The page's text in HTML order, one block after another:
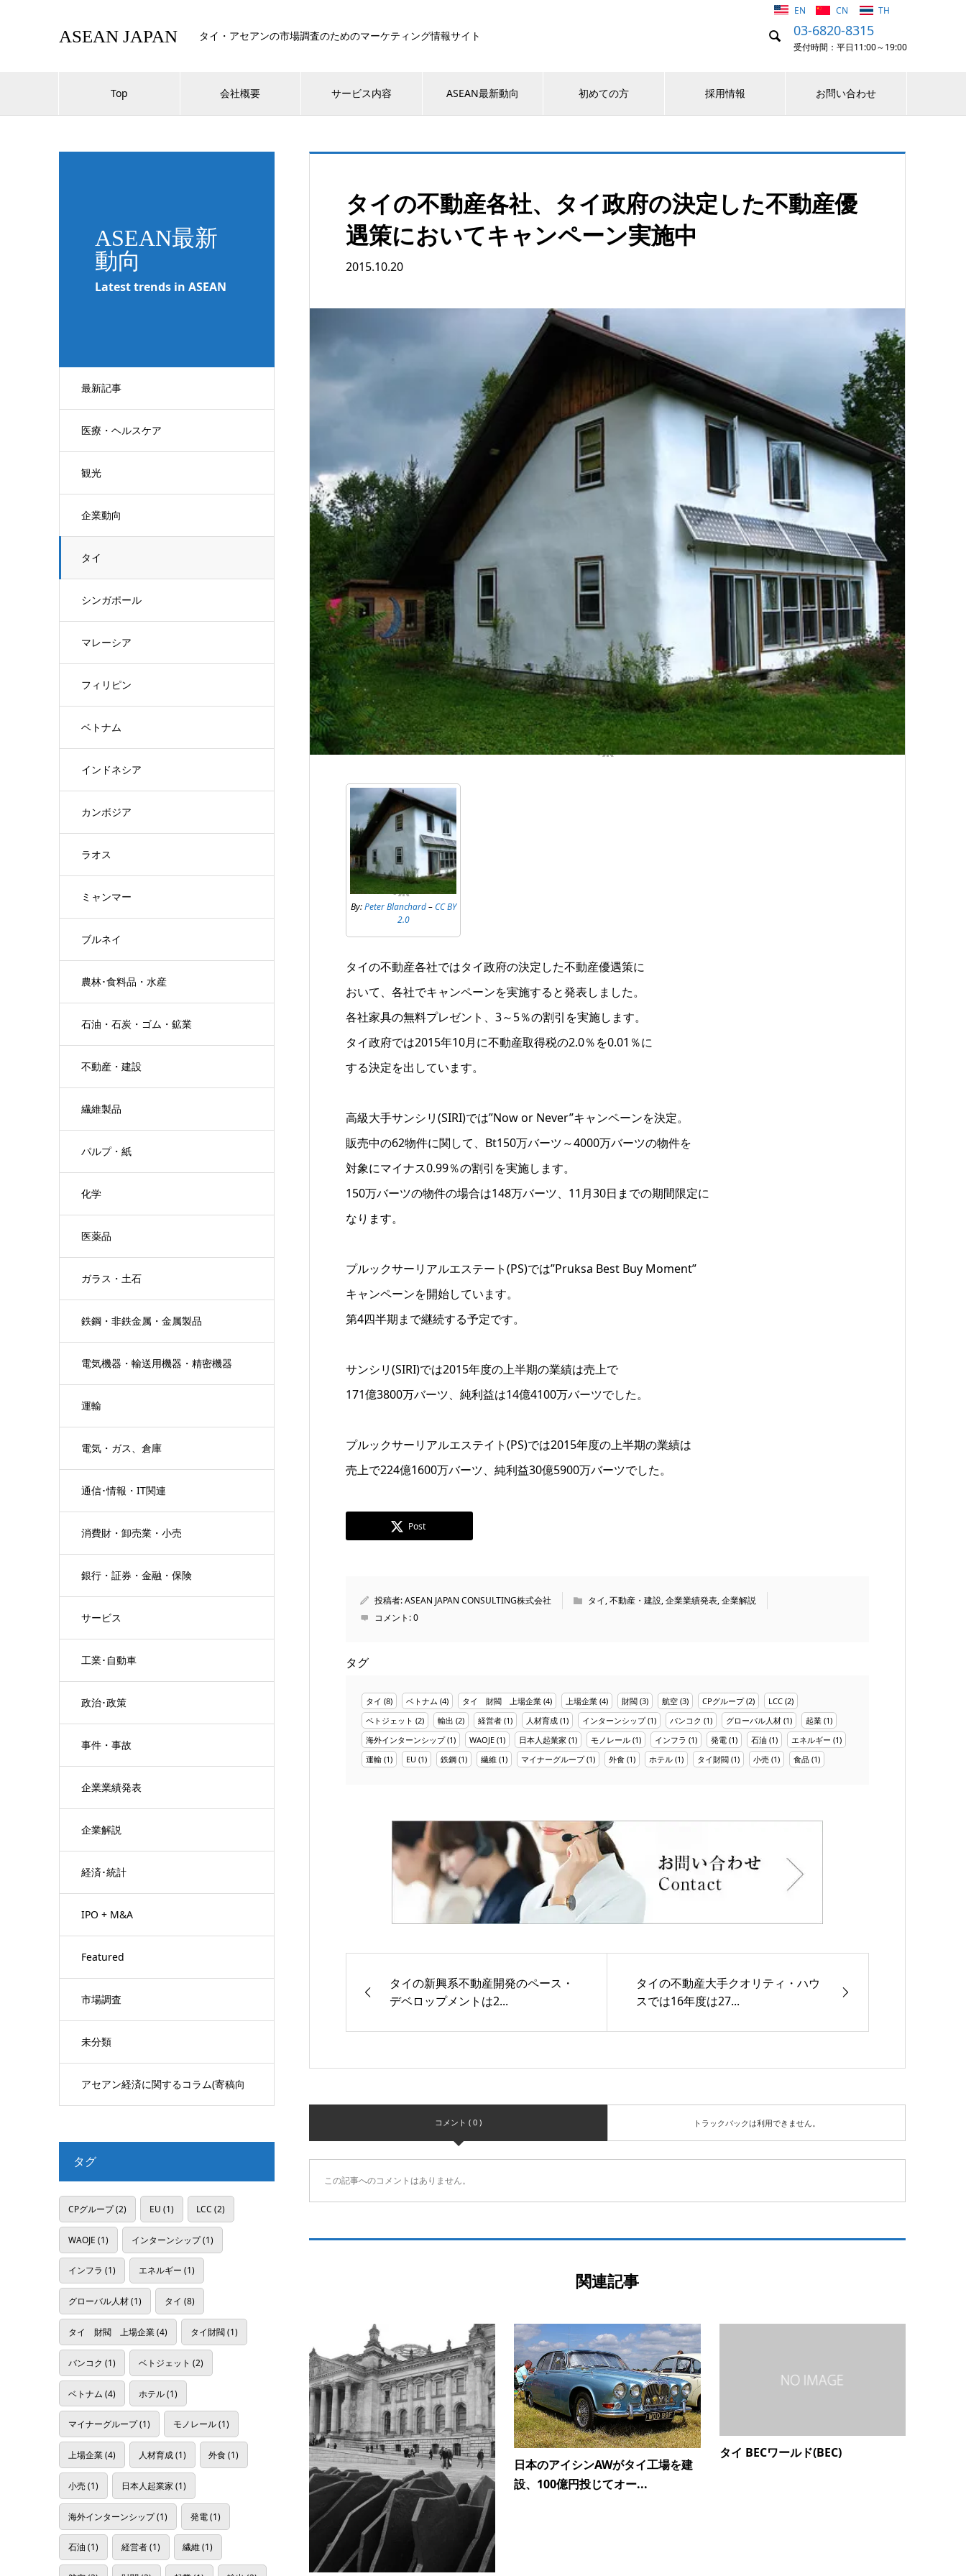
ASEAN JAPAN タイ・アセアンの市場調査のためのマーケティング情報サイト  03-6820-8315
受付時間：平日11:00～19:00
EN CN TH
Top 会社概要 サービス内容 ASEAN最新動向 初めての方 採用情報 お問い合わせ
ASEAN最新
動向
Latest trends in ASEAN
最新記事
医療・ヘルスケア
観光
企業動向
タイ
シンガポール
マレーシア
フィリピン
ベトナム
インドネシア
カンボジア
ラオス
ミャンマー
ブルネイ
農林･食料品・水産
石油・石炭・ゴム・鉱業
不動産・建設
繊維製品
パルプ・紙
化学
医薬品
ガラス・土石
鉄鋼・非鉄金属・金属製品
電気機器・輸送用機器・精密機器
運輸
電気・ガス、倉庫
通信･情報・IT関連
消費財・卸売業・小売
銀行・証券・金融・保険
サービス
工業･自動車
政治･政策
事件・事故
企業業績発表
企業解説
経済･統計
IPO + M&A
Featured
市場調査
未分類
アセアン経済に関するコラム(寄稿向
タイの不動産各社、タイ政府の決定した不動産優
遇策においてキャンペーン実施中
2015.10.20
By:Peter Blanchard–CC BY
2.0
タイの不動産各社ではタイ政府の決定した不動産優遇策に
おいて、各社でキャンペーンを実施すると発表しました。
各社家具の無料プレゼント、3～5％の割引を実施します。
タイ政府では2015年10月に不動産取得税の2.0％を0.01％に
する決定を出しています。
高級大手サンシリ(SIRI)では”Now or Never”キャンペーンを決定。
販売中の62物件に関して、Bt150万バーツ～4000万バーツの物件を
対象にマイナス0.99％の割引を実施します。
150万バーツの物件の場合は148万バーツ、11月30日までの期間限定に
なります。
プルックサーリアルエステート(PS)では”Pruksa Best Buy Moment”
キャンペーンを開始しています。
第4四半期まで継続する予定です。
サンシリ(SIRI)では2015年度の上半期の業績は売上で
171億3800万バーツ、純利益は14億4100万バーツでした。
プルックサーリアルエステイト(PS)では2015年度の上半期の業績は
売上で224億1600万バーツ、純利益30億5900万バーツでした。
Post
投稿者:ASEAN JAPAN CONSULTING株式会社 タイ,不動産・建設,企業業績発表,企業解説
コメント:0
タグ
タイ (8) ベトナム (4) タイ 財閥 上場企業 (4) 上場企業 (4) 財閥 (3) 航空 (3) CPグループ(2) LCC (2)
ベトジェット (2) 輸出 (2) 経営者 (1) 人材育成 (1) インターンシップ(1) バンコク (1) グローバル人材 (1) 起業 (1)
海外インターンシップ(1) WAOJE (1) 日本人起業家 (1) モノレール (1) インフラ (1) 発電 (1) 石油 (1) エネルギー (1)
運輸 (1) EU (1) 鉄鋼 (1) 繊維 (1) マイナーグループ(1) 外食 (1) ホテル (1) タイ財閥 (1) 小売 (1) 食品 (1)
タイの新興系不動産開発のペース・
デベロップメントは2...
タイの不動産大手クオリティ・ハウ
スでは16年度は27...
コメント ( 0 ) トラックバックは利用できません。
この記事へのコメントはありません。
関連記事
日本のアイシンAWがタイ工場を建
設、100億円投じてオー...
タイ BECワールド(BEC)
タグ
CPグループ(2) EU (1) LCC (2)
WAOJE (1) インターンシップ(1)
インフラ (1) エネルギー (1)
グローバル人材(1) タイ (8)
タイ 財閥 上場企業(4) タイ財閥(1)
バンコク (1) ベトジェット (2)
ベトナム (4) ホテル(1)
マイナーグループ(1) モノレール(1)
上場企業(4) 人材育成(1) 外食(1)
小売(1) 日本人起業家 (1)
海外インターンシップ(1) 発電(1)
石油 (1) 経営者(1) 繊維(1)